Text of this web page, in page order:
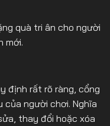
quà tri ân cho người
mới.
định rất rõ ràng, cổng
của người chơi. Nghĩa
thay đổi hoặc xóa